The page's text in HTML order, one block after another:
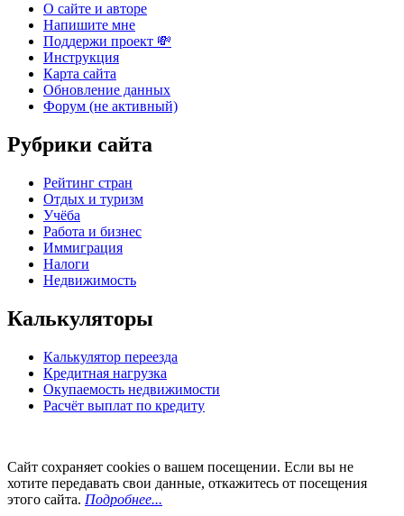
О сайте и авторе
Напишите мне
Поддержи проект 💸
Инструкция
Карта сайта
Обновление данных
Форум (не активный)
Рубрики сайта
Рейтинг стран
Отдых и туризм
Учёба
Работа и бизнес
Иммиграция
Налоги
Недвижимость
Калькуляторы
Калькулятор переезда
Кредитная нагрузка
Окупаемость недвижимости
Расчёт выплат по кредиту
Сайт сохраняет cookies о вашем посещении. Если вы не
хотите передавать свои данные, откажитесь от посещения
этого сайта. Подробнее...